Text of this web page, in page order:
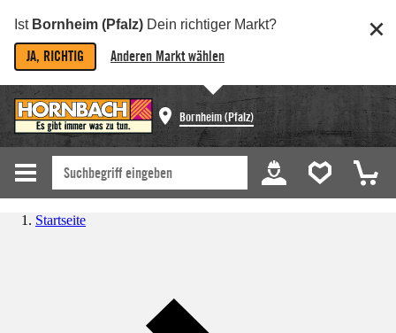
Ist Bornheim (Pfalz) Dein richtiger Markt?
JA, RICHTIG Anderen Markt wählen
Bornheim (Pfalz)
Startseite